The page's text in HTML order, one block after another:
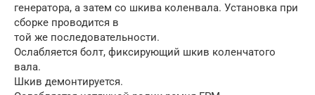
генератора, а затем со шкива коленвала. Установка при
сборке проводится в
той же последовательности.
Ослабляется болт, фиксирующий шкив коленчатого
вала.
Шкив демонтируется.